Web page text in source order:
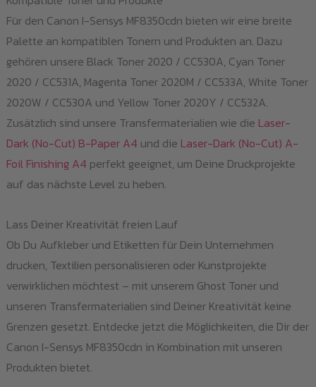
Für den Canon I-Sensys MF8350cdn bieten wir eine breite
Palette an kompatiblen Tonern und Produkten an. Dazu
gehören unsere Black Toner 2020 / CC530A, Cyan Toner
2020 / CC531A, Magenta Toner 2020M / CC533A, White Toner
2020W / CC530A und Yellow Toner 2020Y / CC532A.
Zusätzlich sind unsere Transfermaterialien wie die Laser-
Dark (No-Cut) B-Paper A4 und die Laser-Dark (No-Cut) A-
Foil Finishing A4 perfekt geeignet, um Deine Druckprojekte
auf das nächste Level zu heben.
Lass Deiner Kreativität freien Lauf
Ob Du Aufkleber und Etiketten für Dein Unternehmen
drucken, Textilien personalisieren oder Kunstprojekte
verwirklichen möchtest – mit unserem Ghost Toner und
unseren Transfermaterialien sind Deiner Kreativität keine
Grenzen gesetzt. Entdecke jetzt die Möglichkeiten, die Dir der
Canon I-Sensys MF8350cdn in Kombination mit unseren
Produkten bietet.